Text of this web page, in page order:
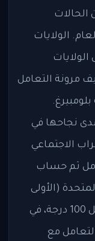
الولايات
مرونة التعامل
بلومبيرغ.
"حيث مدى نجاحها في
الاجتماعي
ثم حساب
(الأولى
عالميا في التصنيف) 76 درجة من أصل 100 درجة، في
مع